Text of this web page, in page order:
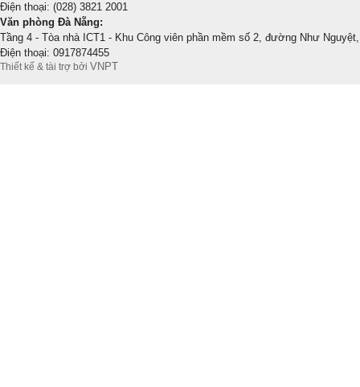
Điện thoại: (028) 3821 2001
Văn phòng Đà Nẵng:
Tầng 4 - Tòa nhà ICT1 - Khu Công viên phần mềm số 2, đường Như
Điện thoại: 0917874455
Thiết kế & tài trợ bởi VNPT